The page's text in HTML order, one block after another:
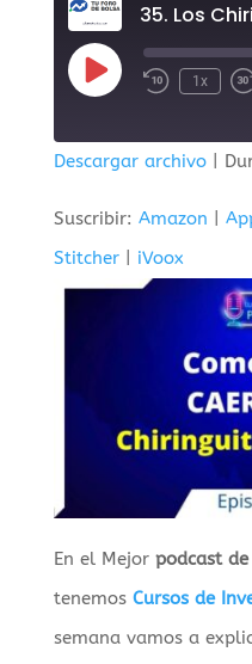
35. Los
Reproducir
episodio
1x
INCRUST
AR
Descargar archivo|
Suscribir: Amazon
Stitcher| iVoox
En el Mejor podcast
tenemos Cursos de
semana vamos a